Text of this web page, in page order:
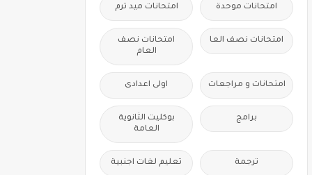
امتحانات موحدة امتحانات ميد ترم
امتحانات نصف العا
امتحانات نصف
العام
امتحانات و مراجعات اولى اعدادى
برامج
بوكليت الثانوية
العامة
ترجمة تعليم لغات اجنبية